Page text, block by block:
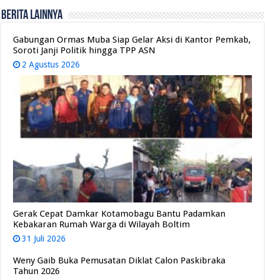
Berita Lainnya
Gabungan Ormas Muba Siap Gelar Aksi di Kantor Pemkab,
Soroti Janji Politik hingga TPP ASN
2 Agustus 2026
Gerak Cepat Damkar Kotamobagu Bantu Padamkan
Kebakaran Rumah Warga di Wilayah Boltim
31 Juli 2026
Weny Gaib Buka Pemusatan Diklat Calon Paskibraka
Tahun 2026